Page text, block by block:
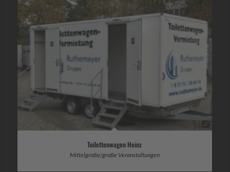
Toilettenwagen Heinz
Mittelgroße/große Veranstaltungen